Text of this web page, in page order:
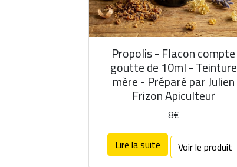
Propolis - Flacon compte
goutte de 10ml - Teinture
mère - Préparé par Julien
Frizon Apiculteur
8€
Lire la suite
Voir le produit